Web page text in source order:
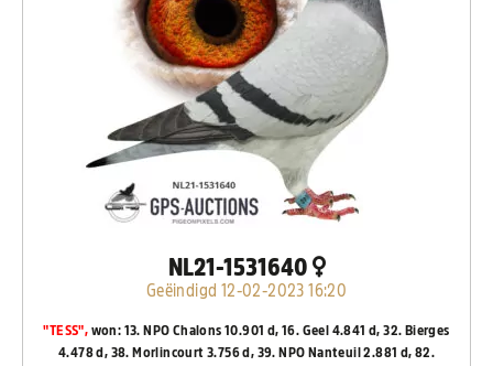
NL21-1531640
Geëindigd 12-02-2023 16:20
"TESS", won: 13. NPO Chalons 10.901 d, 16. Geel 4.841 d, 32. Bierges
4.478 d, 38. Morlincourt 3.756 d, 39. NPO Nanteuil 2.881 d, 82.